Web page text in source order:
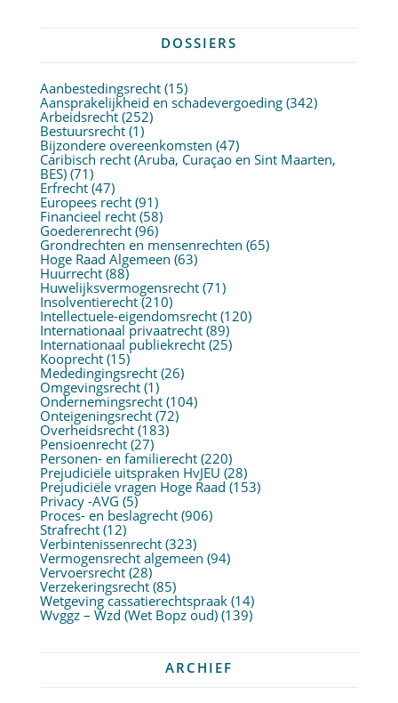
DOSSIERS
Aanbestedingsrecht(15)
Aansprakelijkheid en schadevergoeding(342)
Arbeidsrecht(252)
Bestuursrecht(1)
Bijzondere overeenkomsten (47)
Caribisch recht (Aruba, Curaçao en Sint Maarten,
BES)(71)
Erfrecht(47)
Europees recht(91)
Financieel recht(58)
Goederenrecht(96)
Grondrechten en mensenrechten (65)
Hoge Raad Algemeen (63)
Huurrecht(88)
Huwelijksvermogensrecht(71)
Insolventierecht(210)
Intellectuele-eigendomsrecht(120)
Internationaal privaatrecht(89)
Internationaal publiekrecht(25)
Kooprecht(15)
Mededingingsrecht(26)
Omgevingsrecht(1)
Ondernemingsrecht(104)
Onteigeningsrecht(72)
Overheidsrecht(183)
Pensioenrecht(27)
Personen- en familierecht(220)
Prejudiciële uitspraken HvJEU (28)
Prejudiciële vragen Hoge Raad (153)
Privacy -AVG (5)
Proces- en beslagrecht(906)
Strafrecht(12)
Verbintenissenrecht(323)
Vermogensrecht algemeen (94)
Vervoersrecht(28)
Verzekeringsrecht(85)
Wetgeving cassatierechtspraak(14)
Wvggz – Wzd (Wet Bopz oud)(139)
ARCHIEF